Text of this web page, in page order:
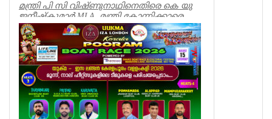
മന്ത്രി പി സി വിഷ്ണുനാഥിനെതിരെ കെ യു
ജനീഷ്കുമാർ MLA. മന്ത്രി കോന്നിക്കാരെ
അവഗണിച്ചു. മന്ത്രി പി സി ...
Kerala